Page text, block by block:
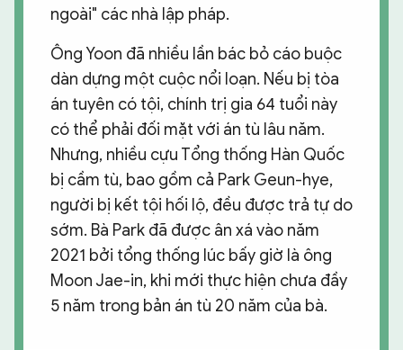
ngoài" các nhà lập pháp.
Ông Yoon đã nhiều lần bác bỏ cáo buộc
dàn dựng một cuộc nổi loạn. Nếu bị tòa
án tuyên có tội, chính trị gia 64 tuổi này
có thể phải đối mặt với án tù lâu năm.
Nhưng, nhiều cựu Tổng thống Hàn Quốc
bị cầm tù, bao gồm cả Park Geun-hye,
người bị kết tội hối lộ, đều được trả tự do
sớm. Bà Park đã được ân xá vào năm
2021 bởi tổng thống lúc bấy giờ là ông
Moon Jae-in, khi mới thực hiện chưa đầy
5 năm trong bản án tù 20 năm của bà.